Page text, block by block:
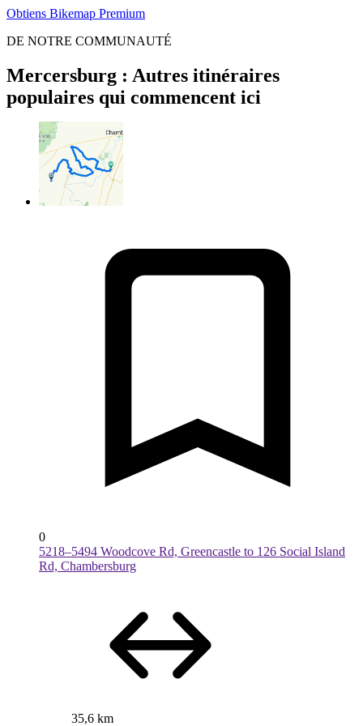
Obtiens Bikemap Premium
DE NOTRE COMMUNAUTÉ
Mercersburg : Autres itinéraires
populaires qui commencent ici
0
5218–5494 Woodcove Rd, Greencastle to 126 Social Island
Rd, Chambersburg
35,6 km